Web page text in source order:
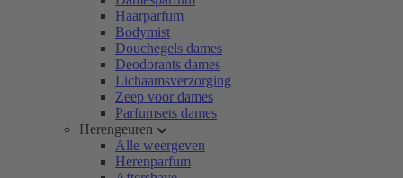
Haarparfum
Bodymist
Douchegels dames
Deodorants dames
Lichaamsverzorging
Zeep voor dames
Parfumsets dames
Herengeuren
Alle weergeven
Herenparfum